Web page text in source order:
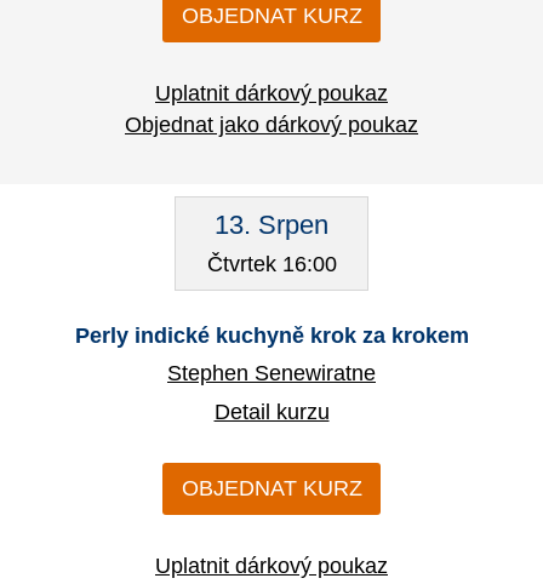
OBJEDNAT KURZ
Uplatnit dárkový poukaz
Objednat jako dárkový poukaz
13. Srpen
Čtvrtek 16:00
Perly indické kuchyně krok za krokem
Stephen Senewiratne
Detail kurzu
OBJEDNAT KURZ
Uplatnit dárkový poukaz